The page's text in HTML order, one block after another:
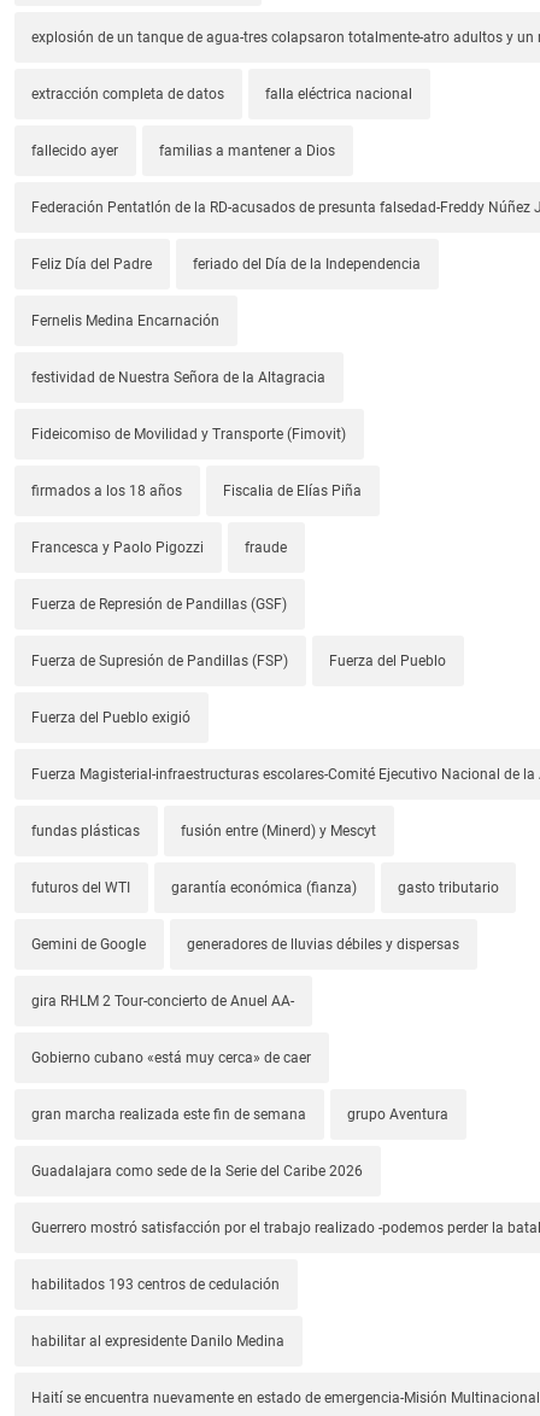
explosión de un tanque de agua-tres colapsaron totalmente-atro adultos y un
extracción completa de datos falla eléctrica nacional
fallecido ayer familias a mantener a Dios
Federación Pentatlón de la RD-acusados de presunta falsedad-Freddy Núñez
Feliz Día del Padre feriado del Día de la Independencia
Fernelis Medina Encarnación
festividad de Nuestra Señora de la Altagracia
Fideicomiso de Movilidad y Transporte (Fimovit)
firmados a los 18 años Fiscalia de Elías Piña
Francesca y Paolo Pigozzi fraude
Fuerza de Represión de Pandillas (GSF)
Fuerza de Supresión de Pandillas (FSP) Fuerza del Pueblo
Fuerza del Pueblo exigió
Fuerza Magisterial-infraestructuras escolares-Comité Ejecutivo Nacional de la
fundas plásticas fusión entre (Minerd) y Mescyt
futuros del WTI garantía económica (fianza) gasto tributario
Gemini de Google generadores de lluvias débiles y dispersas
gira RHLM 2 Tour-concierto de Anuel AA-
Gobierno cubano «está muy cerca» de caer
gran marcha realizada este fin de semana grupo Aventura
Guadalajara como sede de la Serie del Caribe 2026
Guerrero mostró satisfacción por el trabajo realizado -podemos perder la
habilitados 193 centros de cedulación
habilitar al expresidente Danilo Medina
Haití se encuentra nuevamente en estado de emergencia-Misión